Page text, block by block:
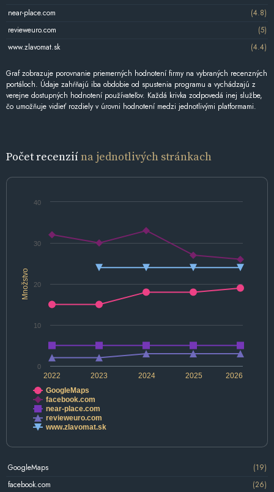
near-place.com
(4.8)
revieweuro.com
(5)
www.zlavomat.sk
(4.4)
Graf zobrazuje porovnanie priemerných hodnotení firmy na vybraných recenzných
portáloch. Údaje zahŕňajú iba obdobie od spustenia programu a vychádzajú z
verejne dostupných hodnotení používateľov. Každá krivka zodpovedá inej službe,
čo umožňuje vidieť rozdiely v úrovni hodnotení medzi jednotlivými platformami.
Počet recenziína jednotlivých stránkach
Množstvo
2022 2024 2026
2023 2025
0
10
20
30
40
GoogleMaps
facebook.com
near-place.com
revieweuro.com
www.zlavomat.sk
GoogleMaps
(19)
facebook.com
(26)